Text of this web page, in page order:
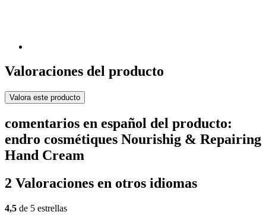
Valoraciones del producto
Valora este producto
comentarios en español del producto:
endro cosmétiques Nourishig & Repairing
Hand Cream
2 Valoraciones en otros idiomas
4,5 de 5 estrellas